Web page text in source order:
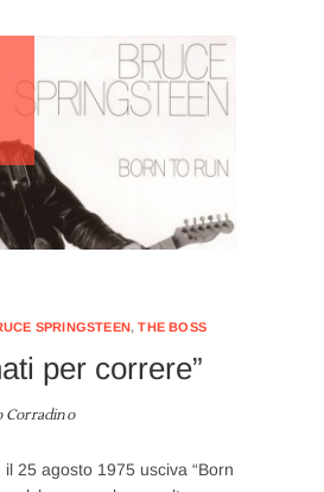
SPRINGSTEEN,THE BOSS
per correre”
Corradino
il 25 agosto 1975 usciva “Born